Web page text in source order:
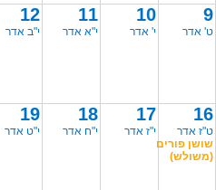
9
ט' אדר
10
י' אדר
11
י"א אדר
12
י"ב אדר
16
ט"ז אדר
שושן פורים
(משולש)
17
י"ז אדר
18
י"ח אדר
19
י"ט אדר